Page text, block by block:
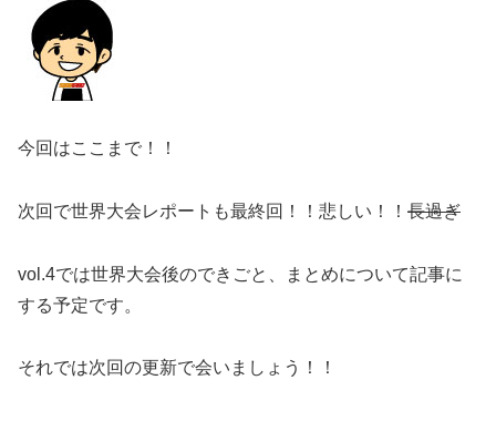
今回はここまで！！
次回で世界大会レポートも最終回！！悲しい！！ 長過ぎ
vol.4では世界大会後のできごと、まとめについて記事に
する予定です。
それでは次回の更新で会いましょう！！